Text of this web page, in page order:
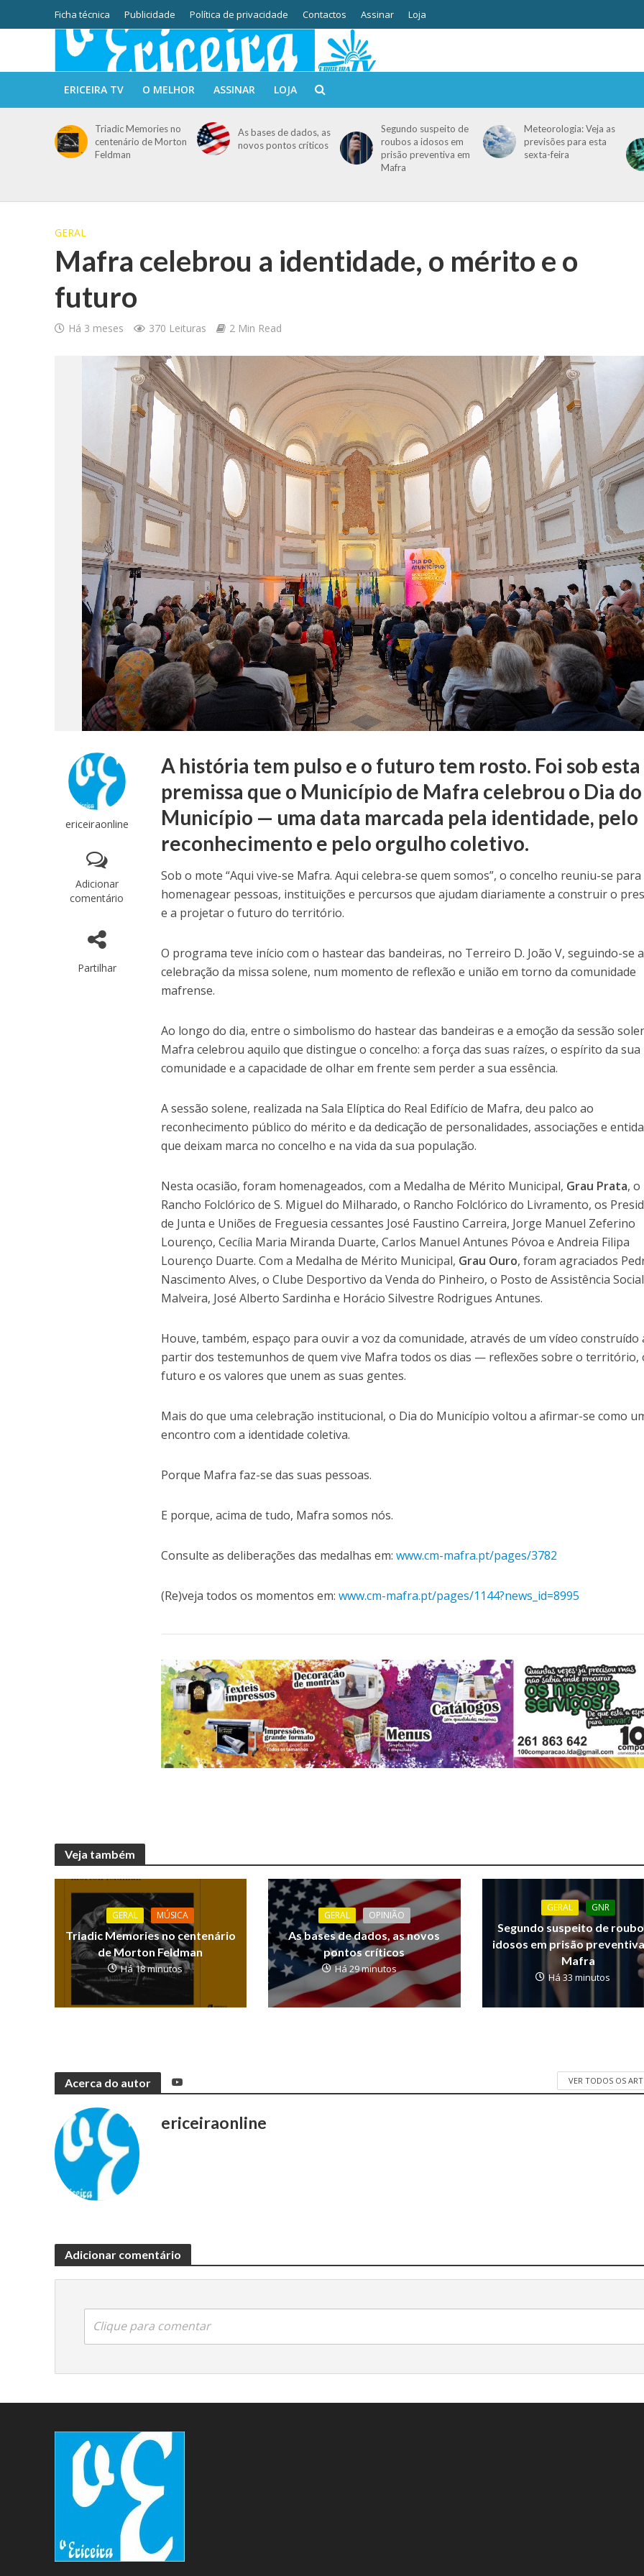
Ficha técnica Publicidade Política de privacidade Contactos Assinar Loja
ERICEIRA TV O MELHOR ASSINAR LOJA
Triadic Memories no
centenário de Morton
Feldman
As bases de dados, as
novos pontos críticos
Segundo suspeito de
roubos a idosos em
prisão preventiva em
Mafra
Meteorologia: Veja as
previsões para esta
sexta-feira
GERAL
Mafra celebrou a identidade, o mérito e o
futuro
Há 3 meses 370 Leituras 2 Min Read
ericeiraonline
Adicionar
comentário
Partilhar
A história tem pulso e o futuro tem rosto. Foi sob esta
premissa que o Município de Mafra celebrou o Dia do
Município — uma data marcada pela identidade, pelo
reconhecimento e pelo orgulho coletivo.
Sob o mote “Aqui vive-se Mafra. Aqui celebra-se quem somos”, o concelho reuniu-se para
homenagear pessoas, instituições e percursos que ajudam diariamente a construir o
e a projetar o futuro do território.
O programa teve início com o hastear das bandeiras, no Terreiro D. João V, seguindo-se a
celebração da missa solene, num momento de reflexão e união em torno da comunidade
mafrense.
Ao longo do dia, entre o simbolismo do hastear das bandeiras e a emoção da sessão
Mafra celebrou aquilo que distingue o concelho: a força das suas raízes, o espírito da sua
comunidade e a capacidade de olhar em frente sem perder a sua essência.
A sessão solene, realizada na Sala Elíptica do Real Edifício de Mafra, deu palco ao
reconhecimento público do mérito e da dedicação de personalidades, associações e
que deixam marca no concelho e na vida da sua população.
Nesta ocasião, foram homenageados, com a Medalha de Mérito Municipal, Grau Prata, o
Rancho Folclórico de S. Miguel do Milharado, o Rancho Folclórico do Livramento, os
de Junta e Uniões de Freguesia cessantes José Faustino Carreira, Jorge Manuel Zeferino
Lourenço, Cecília Maria Miranda Duarte, Carlos Manuel Antunes Póvoa e Andreia Filipa
Lourenço Duarte. Com a Medalha de Mérito Municipal, Grau Ouro, foram agraciados
Nascimento Alves, o Clube Desportivo da Venda do Pinheiro, o Posto de Assistência
Malveira, José Alberto Sardinha e Horácio Silvestre Rodrigues Antunes.
Houve, também, espaço para ouvir a voz da comunidade, através de um vídeo construído
partir dos testemunhos de quem vive Mafra todos os dias — reflexões sobre o território,
futuro e os valores que unem as suas gentes.
Mais do que uma celebração institucional, o Dia do Município voltou a afirmar-se como
encontro com a identidade coletiva.
Porque Mafra faz-se das suas pessoas.
E porque, acima de tudo, Mafra somos nós.
Consulte as deliberações das medalhas em:www.cm-mafra.pt/pages/3782
(Re)veja todos os momentos em:www.cm-mafra.pt/pages/1144?news_id=8995
Veja também
GERAL MÚSICA
Triadic Memories no centenário
de Morton Feldman
Há 18 minutos
GERAL OPINIÃO
As bases de dados, as novos
pontos críticos
Há 29 minutos
GERAL GNR
Segundo suspeito de
idosos em prisão
Mafra
Há 33 minutos
Acerca do autor VER TODOS OS
ericeiraonline
Adicionar comentário
Clique para comentar